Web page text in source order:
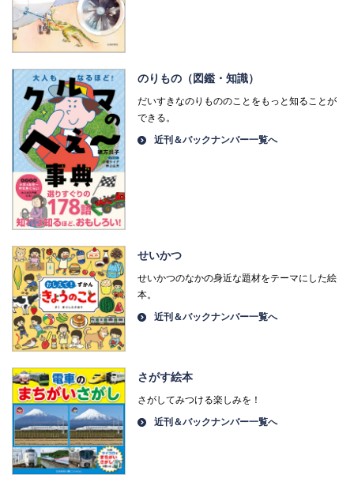
のりもの（図鑑・知識）
だいすきなのりもののことをもっと知ることが
できる。
近刊＆バックナンバー一覧へ
せいかつ
せいかつのなかの身近な題材をテーマにした絵
本。
近刊＆バックナンバー一覧へ
さがす絵本
さがしてみつける楽しみを！
近刊＆バックナンバー一覧へ